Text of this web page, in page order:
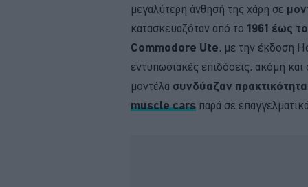
μεγαλύτερη άνθησή της χάρη σε
κατασκευαζόταν από το 1961 έως
Commodore Ute, με την έκδοση
εντυπωσιακές επιδόσεις, ακόμη
μοντέλα συνδύαζαν
muscle cars παρά σε